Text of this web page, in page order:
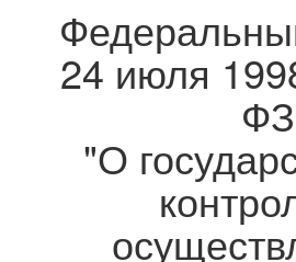
24 июля
ФЗ
"О